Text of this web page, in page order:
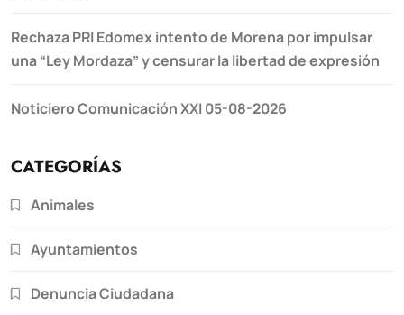
Rechaza PRI Edomex intento de Morena por impulsar
una “Ley Mordaza” y censurar la libertad de expresión
Noticiero Comunicación XXI 05-08-2026
CATEGORÍAS
Animales
Ayuntamientos
Denuncia Ciudadana